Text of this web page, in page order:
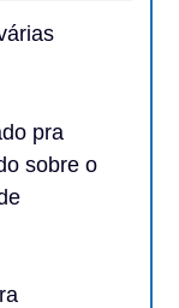
pra
sobre o